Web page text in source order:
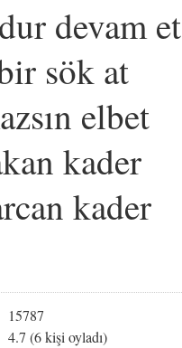
devam et
sök at
elbet
kader
kader
15787
4.7 (6 kişi oyladı)